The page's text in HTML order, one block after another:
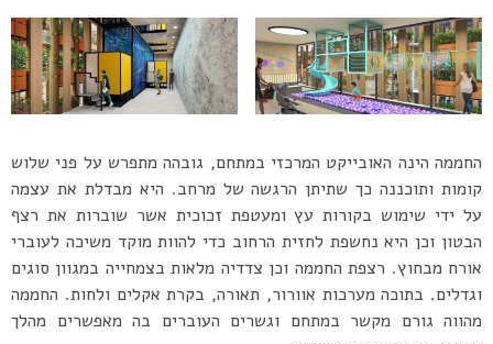
החממה הינה האובייקט המרכזי במתחם, גובהה מתפרש על פני שלוש
קומות ותוכננה כך שתיתן הרגשה של מרחב. היא מבדלת את עצמה
על ידי שימוש בקורות עץ ומעטפת זכוכית אשר שוברות את רצף
הבטון וכן היא נחשפת לחזית הרחוב כדי להוות מוקד משיכה לעוברי
אורח מבחוץ. רצפת החממה וכן צדדיה מלאות בצמחייה במגוון סוגים
וגדלים. בתוכה מערכות אוורור, תאורה, בקרת אקלים ולחות. החממה
מהווה גורם מקשר במתחם וגשרים העוברים בה מאפשרים מהלך